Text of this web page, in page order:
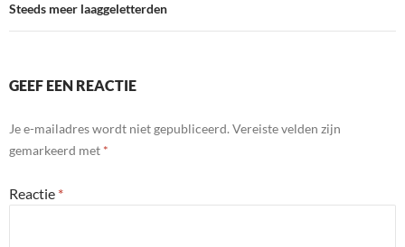
Steeds meer laaggeletterden
GEEF EEN REACTIE
Je e-mailadres wordt niet gepubliceerd. Vereiste velden zijn
gemarkeerd met *
Reactie *